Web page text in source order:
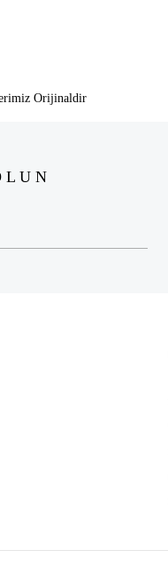
Orijinaldir